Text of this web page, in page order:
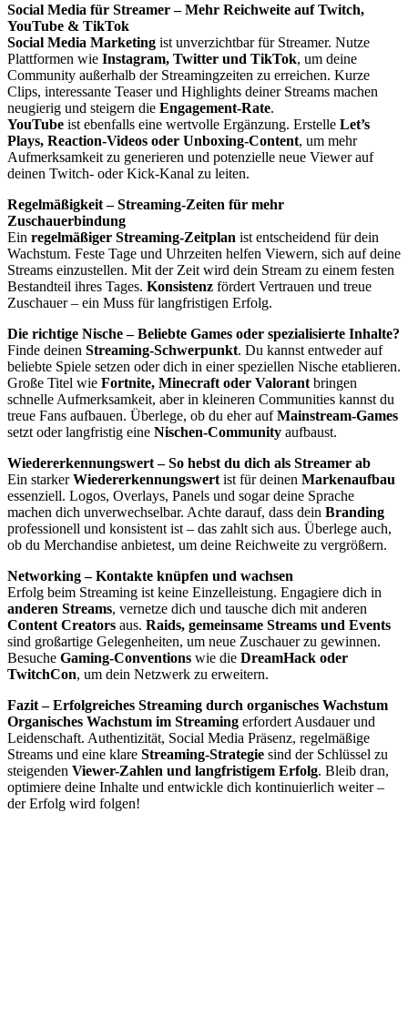
Social Media für Streamer – Mehr Reichweite auf Twitch,
YouTube & TikTok
Social Media Marketing ist unverzichtbar für Streamer. Nutze
Plattformen wie Instagram, Twitter und TikTok, um deine
Community außerhalb der Streamingzeiten zu erreichen. Kurze
Clips, interessante Teaser und Highlights deiner Streams machen
neugierig und steigern die Engagement-Rate.
YouTube ist ebenfalls eine wertvolle Ergänzung. Erstelle Let’s
Plays, Reaction-Videos oder Unboxing-Content, um mehr
Aufmerksamkeit zu generieren und potenzielle neue Viewer auf
deinen Twitch- oder Kick-Kanal zu leiten.
Regelmäßigkeit – Streaming-Zeiten für mehr
Zuschauerbindung
Ein regelmäßiger Streaming-Zeitplan ist entscheidend für dein
Wachstum. Feste Tage und Uhrzeiten helfen Viewern, sich auf deine
Streams einzustellen. Mit der Zeit wird dein Stream zu einem festen
Bestandteil ihres Tages. Konsistenz fördert Vertrauen und treue
Zuschauer – ein Muss für langfristigen Erfolg.
Die richtige Nische – Beliebte Games oder spezialisierte Inhalte?
Finde deinen Streaming-Schwerpunkt. Du kannst entweder auf
beliebte Spiele setzen oder dich in einer speziellen Nische etablieren.
Große Titel wie Fortnite, Minecraft oder Valorant bringen
schnelle Aufmerksamkeit, aber in kleineren Communities kannst du
treue Fans aufbauen. Überlege, ob du eher aufMainstream-Games
setzt oder langfristig eine Nischen-Community aufbaust.
Wiedererkennungswert – So hebst du dich als Streamer ab
Ein starkerWiedererkennungswert ist für deinen Markenaufbau
essenziell. Logos, Overlays, Panels und sogar deine Sprache
machen dich unverwechselbar. Achte darauf, dass dein Branding
professionell und konsistent ist – das zahlt sich aus. Überlege auch,
ob du Merchandise anbietest, um deine Reichweite zu vergrößern.
Networking – Kontakte knüpfen und wachsen
Erfolg beim Streaming ist keine Einzelleistung. Engagiere dich in
anderen Streams, vernetze dich und tausche dich mit anderen
Content Creators aus. Raids, gemeinsame Streams und Events
sind großartige Gelegenheiten, um neue Zuschauer zu gewinnen.
Besuche Gaming-Conventions wie die DreamHack oder
TwitchCon, um dein Netzwerk zu erweitern.
Fazit – Erfolgreiches Streaming durch organisches Wachstum
Organisches Wachstum im Streaming erfordert Ausdauer und
Leidenschaft. Authentizität, Social Media Präsenz, regelmäßige
Streams und eine klare Streaming-Strategie sind der Schlüssel zu
steigenden Viewer-Zahlen und langfristigem Erfolg. Bleib dran,
optimiere deine Inhalte und entwickle dich kontinuierlich weiter –
der Erfolg wird folgen!